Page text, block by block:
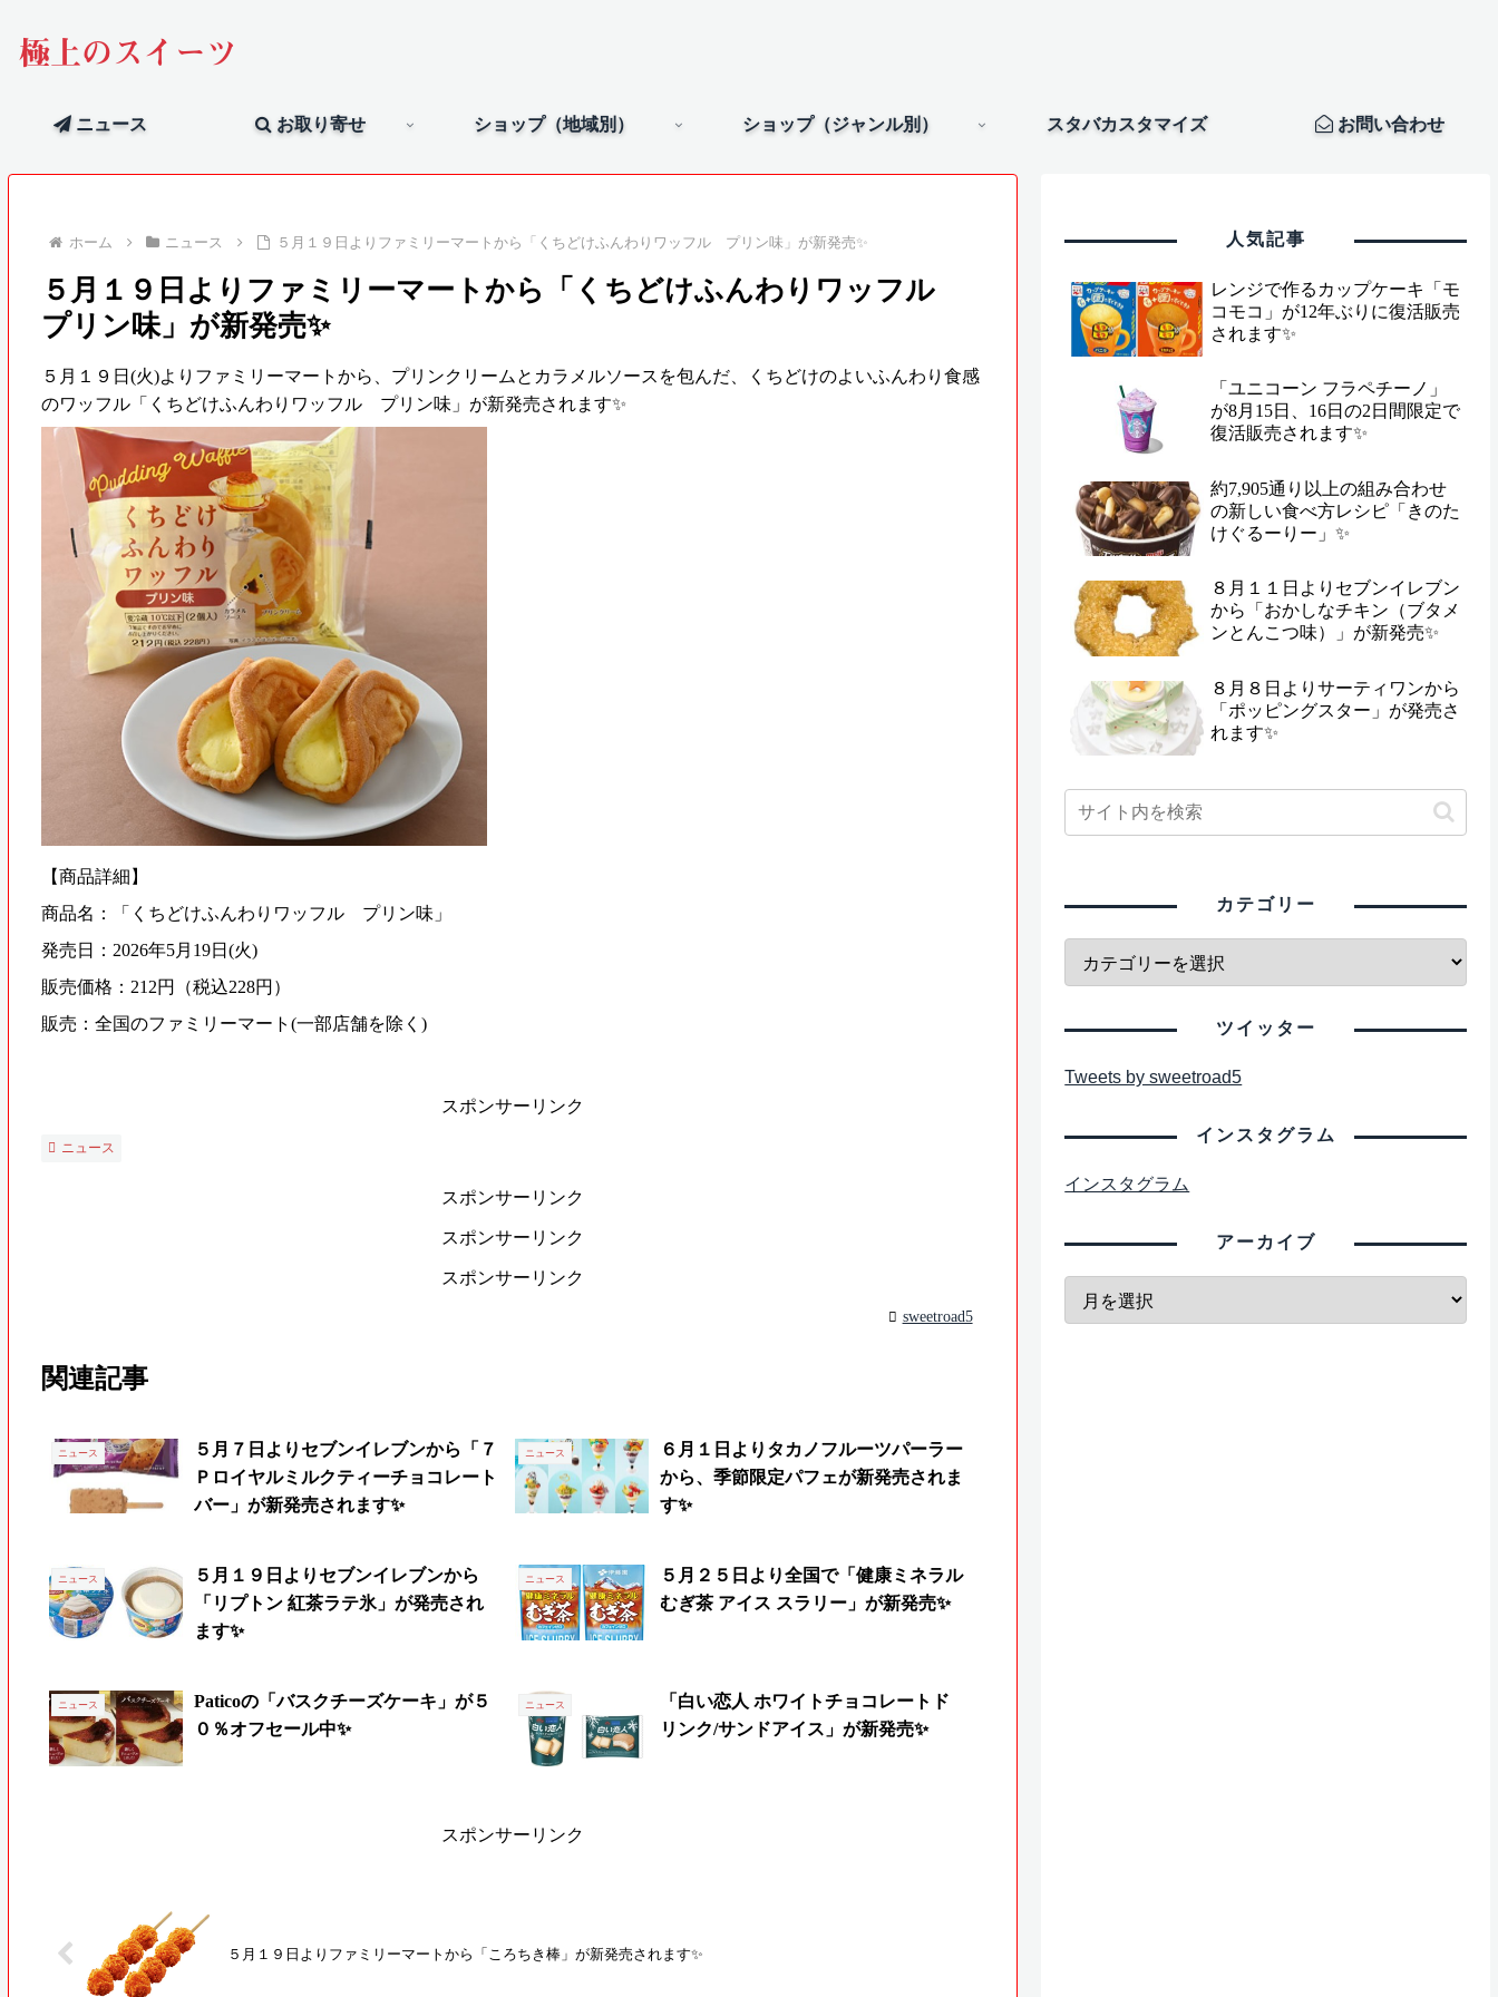
極上のスイーツ
ニュース お取り寄せ ショップ（地域別） ショップ（ジャンル別） スタバカスタマイズ お問い合わせ
ホーム ニュース ５月１９日よりファミリーマートから「くちどけふんわりワッフル プリン味」が新発売✨
５月１９日よりファミリーマートから「くちどけふんわりワッフル
プリン味」が新発売✨
５月１９日(火)よりファミリーマートから、プリンクリームとカラメルソースを包んだ、くちどけのよいふんわり食感
のワッフル「くちどけふんわりワッフル プリン味」が新発売されます✨
【商品詳細】
商品名：「くちどけふんわりワッフル プリン味」
発売日：2026年5月19日(火)
販売価格：212円（税込228円）
販売：全国のファミリーマート(一部店舗を除く)
スポンサーリンク
ニュース
スポンサーリンク
スポンサーリンク
スポンサーリンク
sweetroad5
関連記事
ニュース
５月７日よりセブンイレブンから「７
Ｐロイヤルミルクティーチョコレート
バー」が新発売されます✨
ニュース
６月１日よりタカノフルーツパーラー
から、季節限定パフェが新発売されま
す✨
ニュース
５月１９日よりセブンイレブンから
「リプトン 紅茶ラテ氷」が発売され
ます✨
ニュース
５月２５日より全国で「健康ミネラル
むぎ茶 アイス スラリー」が新発売✨
ニュース
Paticoの「バスクチーズケーキ」が５
０％オフセール中✨
ニュース
「白い恋人 ホワイトチョコレートド
リンク/サンドアイス」が新発売✨
スポンサーリンク
５月１９日よりファミリーマートから「ころちき棒」が新発売されます✨
人気記事
レンジで作るカップケーキ「モ
コモコ」が12年ぶりに復活販売
されます✨
「ユニコーン フラペチーノ」
が8月15日、16日の2日間限定で
復活販売されます✨
約7,905通り以上の組み合わせ
の新しい食べ方レシピ「きのた
けぐるーりー」✨
８月１１日よりセブンイレブン
から「おかしなチキン（ブタメ
ンとんこつ味）」が新発売✨
８月８日よりサーティワンから
「ポッピングスター」が発売さ
れます✨
カテゴリー
ツイッター
Tweets by sweetroad5
インスタグラム
インスタグラム
アーカイブ